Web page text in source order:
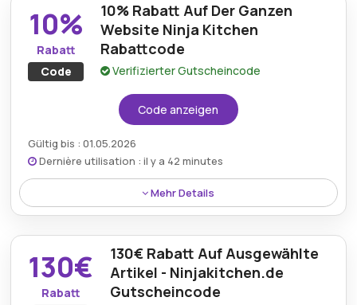
10%
Rabatt
Code
10% Rabatt Auf Der Ganzen
Website Ninja Kitchen
Rabattcode
Verifizierter Gutscheincode
Code anzeigen
Gültig bis : 01.05.2026
Dernière utilisation : il y a 42 minutes
Mehr Details
Genießen Sie 10% Rabatt auf die gesamte Website
mit einem Ninja Kitchen Rabattcode und sparen Sie
bei innovativen Küchengeräten sowie
leistungsstarken Kochwerkzeugen.
130€
Rabatt
130€ Rabatt Auf Ausgewählte
Artikel - Ninjakitchen.de
Gutscheincode